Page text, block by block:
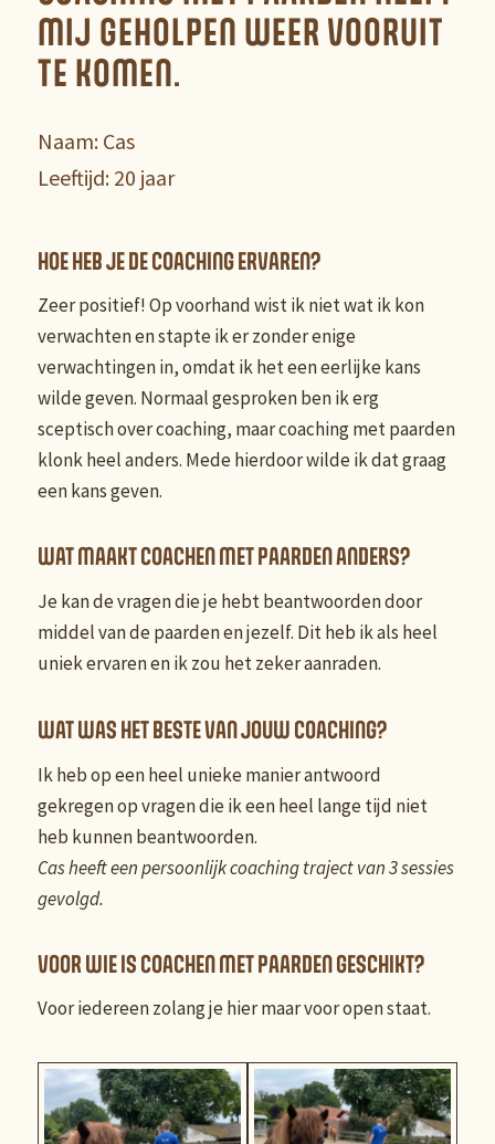
MIJ GEHOLPEN WEER VOORUIT
TE KOMEN.
Naam: Cas
Leeftijd: 20 jaar
HOE HEB JE DE COACHING ERVAREN?
Zeer positief! Op voorhand wist ik niet wat ik kon
verwachten en stapte ik er zonder enige
verwachtingen in, omdat ik het een eerlijke kans
wilde geven. Normaal gesproken ben ik erg
sceptisch over coaching, maar coaching met paarden
klonk heel anders. Mede hierdoor wilde ik dat graag
een kans geven.
WAT MAAKT COACHEN MET PAARDEN ANDERS?
Je kan de vragen die je hebt beantwoorden door
middel van de paarden en jezelf. Dit heb ik als heel
uniek ervaren en ik zou het zeker aanraden.
WAT WAS HET BESTE VAN JOUW COACHING?
Ik heb op een heel unieke manier antwoord
gekregen op vragen die ik een heel lange tijd niet
heb kunnen beantwoorden.
Cas heeft een persoonlijk coaching traject van 3 sessies
gevolgd.
VOOR WIE IS COACHEN MET PAARDEN GESCHIKT?
Voor iedereen zolang je hier maar voor open staat.